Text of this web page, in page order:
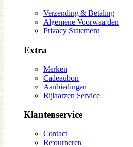
Verzending & Betaling
Algemene Voorwaarden
Privacy Statement
Extra
Merken
Cadeaubon
Aanbiedingen
Rijlaarzen Service
Klantenservice
Contact
Retourneren